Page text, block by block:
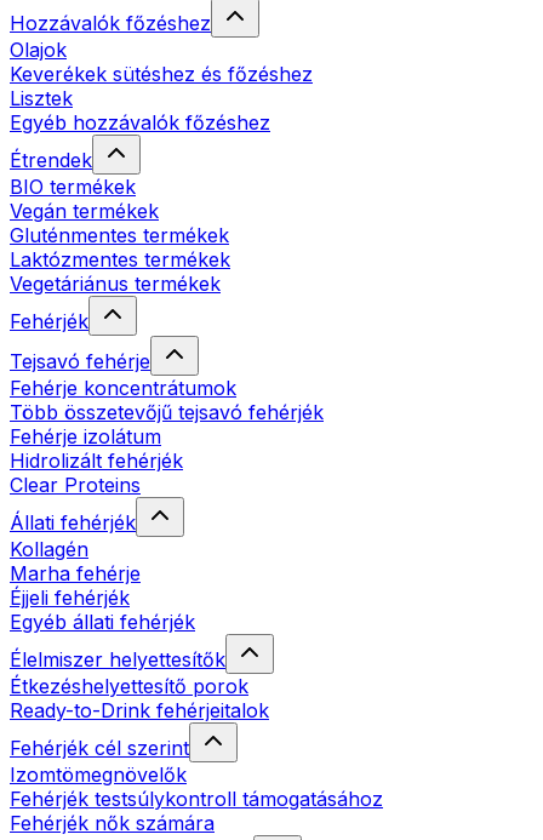
Hozzávalók főzéshez
Olajok
Keverékek sütéshez és főzéshez
Lisztek
Egyéb hozzávalók főzéshez
Étrendek
BIO termékek
Vegán termékek
Gluténmentes termékek
Laktózmentes termékek
Vegetáriánus termékek
Fehérjék
Tejsavó fehérje
Fehérje koncentrátumok
Több összetevőjű tejsavó fehérjék
Fehérje izolátum
Hidrolizált fehérjék
Clear Proteins
Állati fehérjék
Kollagén
Marha fehérje
Éjjeli fehérjék
Egyéb állati fehérjék
Élelmiszer helyettesítők
Étkezéshelyettesítő porok
Ready-to-Drink fehérjeitalok
Fehérjék cél szerint
Izomtömegnövelők
Fehérjék testsúlykontroll támogatásához
Fehérjék nők számára